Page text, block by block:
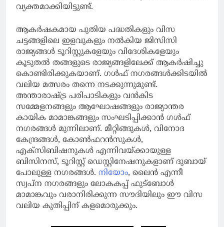
വ്യക്തമാക്കിയിട്ടുണ്ട്.
ആകര്‍ഷകമായ പുതിയ പദ്ധതികളും വിസ
ചട്ടങ്ങളിലെ ഇളവുകളും നല്‍കിയ ജിസിസി
രാജ്യങ്ങള്‍ ടൂറിസ്റ്റുകളേയും വിദേശികളേയും
കൂടുതല്‍ തങ്ങളുടെ രാജ്യങ്ങളിലേക്ക് ആകര്‍ഷിച്ചു
കൊണ്ടിരിക്കുകയാണ്. ഗള്‍ഫ് നഗരങ്ങള്‍ക്കിടയില്‍
വലിയ മത്സരം തന്നെ നടക്കുന്നുമുണ്ട്.
അന്താരാഷ്ട്ര പരിപാടികളും വന്‍കിട
സമ്മേളനങ്ങളും ആഘോഷങ്ങളും രാജ്യാന്തര
കായിക മാമാങ്കങ്ങളും സംഘടിപ്പിക്കാന്‍ ഗള്‍ഫ്
നഗരങ്ങള്‍ മുന്നിലാണ്. മീറ്റിങ്ങുകള്‍, വിനോദ
കേന്ദ്രങ്ങള്‍, കോണ്‍ഫറന്‍സുകള്‍,
എക്‌സിബിഷനുകള്‍ എന്നിവയ്ക്കായുള്ള
ബിസിനസ്, ടൂറിസ്റ്റ് ഡെസ്റ്റിനേഷനുകളാണ് ദുബായ്
പോലുള്ള നഗരങ്ങള്‍. നിയോം, ലൈന്‍ എന്നീ
സ്വപ്‌ന നഗരങ്ങളും ലോകകപ്പ് ഫുട്‌ബോള്‍
മാമാങ്കവും വരാനിരിക്കുന്ന സൗദിയിലും ഈ വിസ
വലിയ കുതിപ്പിന് കളമൊരുക്കും.